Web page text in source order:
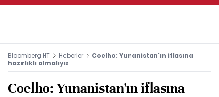
Bloomberg HT Haberler
Coelho: Yunanistan'ın iflasına
hazırlıklı olmalıyız
Coelho: Yunanistan'ın iflasına